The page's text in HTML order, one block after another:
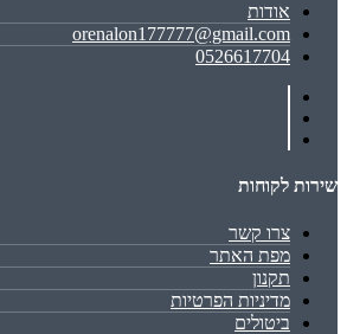
אודות
orenalon177777@gmail.com
0526617704
שירות לקוחות
צרו קשר
מפת האתר
תקנון
מדיניות הפרטיות
ביטולים